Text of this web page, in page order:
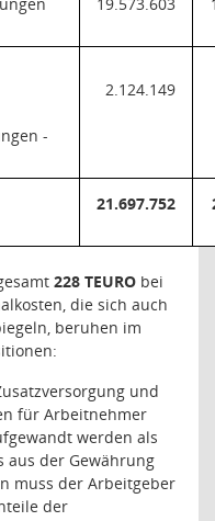
-
2.124.149
21.697.752
228 TEURO bei
die sich auch
beruhen im
und
für Arbeitnehmer
werden als
aus der Gewährung
muss der Arbeitgeber
der